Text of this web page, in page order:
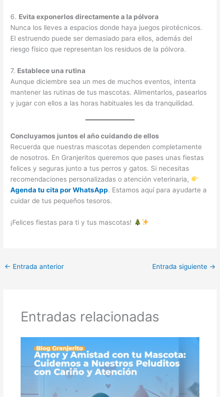
6. Evita exponerlos directamente a la pólvora
Nunca los lleves a espacios donde haya juegos pirotécnicos.
El estruendo puede ser demasiado para ellos, además del
riesgo físico que representan los residuos de la pólvora.
7. Establece una rutina
Aunque diciembre sea un mes de muchos eventos, intenta
mantener las rutinas de tus mascotas. Alimentarlos, pasearlos
y jugar con ellos a las horas habituales les da tranquilidad.
Concluyamos juntos el año cuidando de ellos
Recuerda que nuestras mascotas dependen completamente
de nosotros. En Granjeritos queremos que pases unas fiestas
felices y seguras junto a tus perros y gatos. Si necesitas
recomendaciones personalizadas o atención veterinaria,
Agenda tu cita por WhatsApp. Estamos aquí para ayudarte a
cuidar de tus pequeños tesoros.
¡Felices fiestas para ti y tus mascotas!
← Entrada anterior Entrada siguiente →
Entradas relacionadas